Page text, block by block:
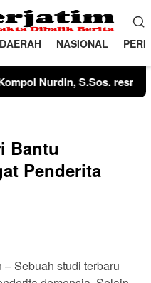
DAERAH NASIONAL
Bantu
Penderita
– Sebuah studi terbaru